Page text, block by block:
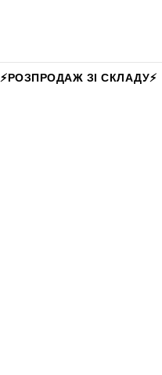
⚡️РОЗПРОДАЖ ЗІ СКЛАДУ⚡️